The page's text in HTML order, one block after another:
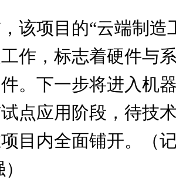
项目的“云端制造
作，标志着硬件与
。下一步将进入机
点应用阶段，待技
目内全面铺开。（